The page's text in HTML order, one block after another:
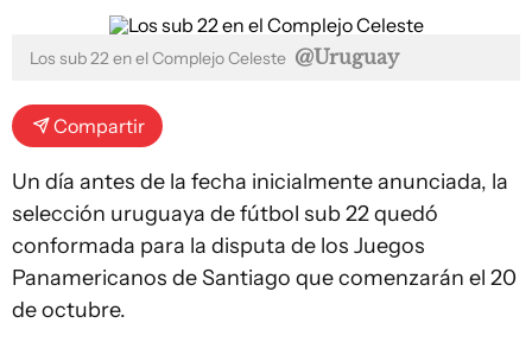
Los sub 22 en el Complejo Celeste @Uruguay
Compartir
Un día antes de la fecha inicialmente anunciada, la
selección uruguaya de fútbol sub 22 quedó
conformada para la disputa de los Juegos
Panamericanos de Santiago que comenzarán el 20
de octubre.